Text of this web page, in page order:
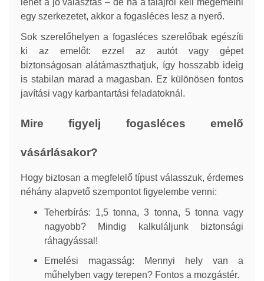
lehet a jó választás – de ha a talajról kell megemelni
egy szerkezetet, akkor a fogasléces lesz a nyerő.
Sok szerelőhelyen a fogasléces szerelőbak egészíti
ki az emelőt: ezzel az autót vagy gépet
biztonságosan alátámaszthatjuk, így hosszabb ideig
is stabilan marad a magasban. Ez különösen fontos
javítási vagy karbantartási feladatoknál.
Mire figyelj fogasléces emelő
vásárlásakor?
Hogy biztosan a megfelelő típust válasszuk, érdemes
néhány alapvető szempontot figyelembe venni:
Teherbírás: 1,5 tonna, 3 tonna, 5 tonna vagy
nagyobb? Mindig kalkuláljunk biztonsági
ráhagyással!
Emelési magasság: Mennyi hely van a
műhelyben vagy terepen? Fontos a mozgástér.